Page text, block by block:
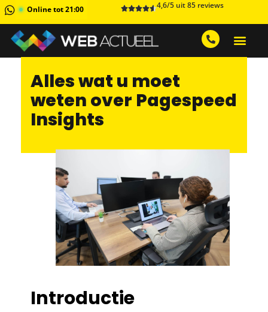
Online tot 21:00 4,6/5 uit 85 reviews
Alles wat u moet
weten over Pagespeed
Insights
Introductie